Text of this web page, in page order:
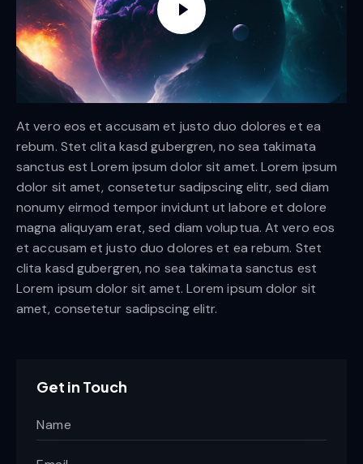
At vero eos et accusam et justo duo dolores et ea
rebum. Stet clita kasd gubergren, no sea takimata
sanctus est Lorem ipsum dolor sit amet. Lorem ipsum
dolor sit amet, consetetur sadipscing elitr, sed diam
nonumy eirmod tempor invidunt ut labore et dolore
magna aliquyam erat, sed diam voluptua. At vero eos
et accusam et justo duo dolores et ea rebum. Stet
clita kasd gubergren, no sea takimata sanctus est
Lorem ipsum dolor sit amet. Lorem ipsum dolor sit
amet, consetetur sadipscing elitr.
Get in Touch